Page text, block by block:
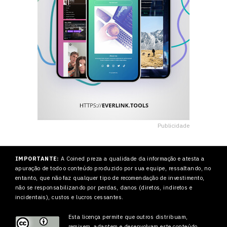
Publicidade
IMPORTANTE: A Coined preza a qualidade da informação e atesta a
apuração de todo o conteúdo produzido por sua equipe, ressaltando, no
entanto, que não faz qualquer tipo de recomendação de investimento,
não se responsabilizando por perdas, danos (diretos, indiretos e
incidentais), custos e lucros cessantes.
Esta licença permite que outros distribuam,